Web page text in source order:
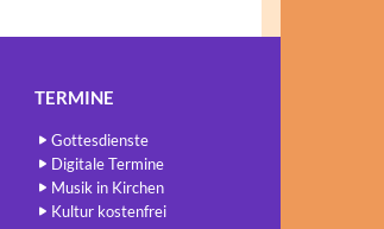
TERMINE
Gottesdienste
Digitale Termine
Musik in Kirchen
Kultur kostenfrei